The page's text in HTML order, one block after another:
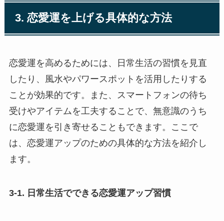
3. 恋愛運を上げる具体的な方法
恋愛運を高めるためには、日常生活の習慣を見直
したり、風水やパワースポットを活用したりする
ことが効果的です。また、スマートフォンの待ち
受けやアイテムを工夫することで、無意識のうち
に恋愛運を引き寄せることもできます。ここで
は、恋愛運アップのための具体的な方法を紹介し
ます。
3-1. 日常生活でできる恋愛運アップ習慣